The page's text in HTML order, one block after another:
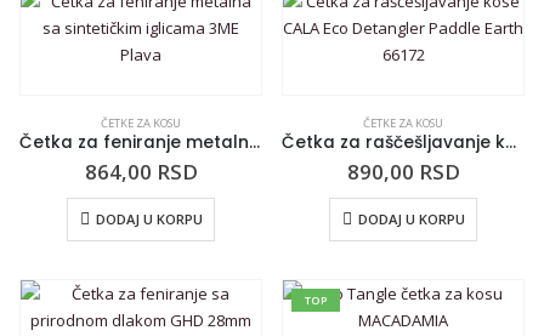
ČETKE ZA KOSU
Četka za feniranje metalna sa sintetičkim iglicama 3ME Plava
864,00 RSD
DODAJ U KORPU
ČETKE ZA KOSU
Četka za raščešljavanje kose CALA Eco Detangler Paddle Earth 66172
890,00 RSD
DODAJ U KORPU
TOP